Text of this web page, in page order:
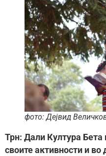
фото: Дејвид
Трн: Дали Култура
своите активности и во